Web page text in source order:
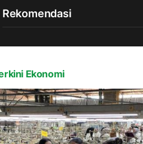
Rekomendasi
Ekonomi